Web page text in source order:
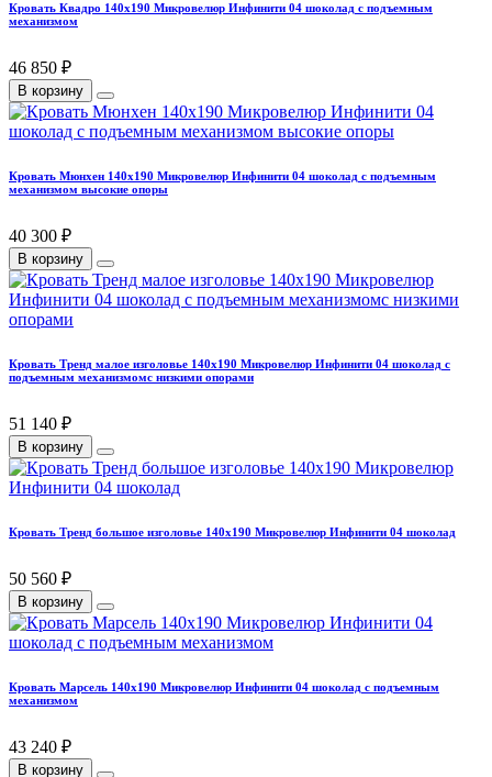
Кровать Квадро 140х190 Микровелюр Инфинити 04 шоколад с подъемным
механизмом
46 850 ₽
В корзину
Кровать Мюнхен 140х190 Микровелюр Инфинити 04 шоколад с подъемным
механизмом высокие опоры
40 300 ₽
В корзину
Кровать Тренд малое изголовье 140х190 Микровелюр Инфинити 04 шоколад с
подъемным механизмомс низкими опорами
51 140 ₽
В корзину
Кровать Тренд большое изголовье 140х190 Микровелюр Инфинити 04 шоколад
50 560 ₽
В корзину
Кровать Марсель 140х190 Микровелюр Инфинити 04 шоколад с подъемным
механизмом
43 240 ₽
В корзину